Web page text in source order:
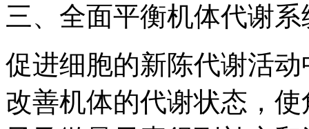
三、全面平衡机体代谢系
促进细胞的新陈代谢活
改善机体的代谢状态，